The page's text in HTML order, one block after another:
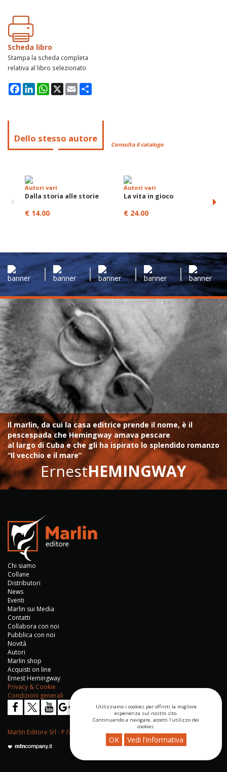
Scheda libro
Stampa la scheda completa
relativa al libro selezionato
Facebook
LinkedInWhatsApp
X Email
Dello stesso autore
Consulta il catalogo
Autori vari
Dalla storia alle storie
€ 14.00
Autori vari
La vita in gioco
€ 24.00
Il marlin, da cui la casa editrice prende il nome, è il
pescespada che Hemingway amava pescare
al largo di Cuba e che gli ha ispirato lo splendido romanzo
“Il vecchio e il mare”
ErnestHEMINGWAY
Utilizziamo i cookies per offrirti la migliore
esperienza sul nostro sito.
Continuando a navigare, accetti l'utilizzo dei
cookies.
OK Vedi l'informativa
Chi siamo
Collane
Distributori
News
Eventi
Marlin sui Media
Contatti
Collabora con noi
Pubblica con noi
Novità
Autori
Marlin shop
Acquisti on line
Ernest Hemingway
Privacy & Cookie
Condizioni generali
Marlin Editore Srl - P.IVA 04276670652